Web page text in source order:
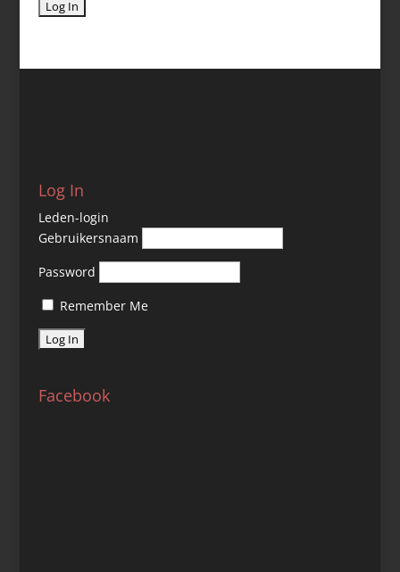
Log In
Leden-login
Gebruikersnaam
Password
Remember Me
Facebook